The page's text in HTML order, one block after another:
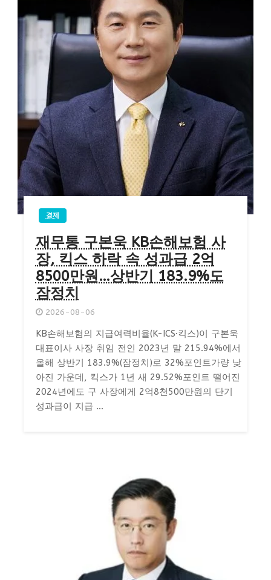
경제
재무통 구본욱 KB손해보험 사
장, 킥스 하락 속 성과급 2억
8500만원…상반기 183.9%도
잠정치
2026-08-06
KB손해보험의 지급여력비율(K-ICS·킥스)이 구본욱
대표이사 사장 취임 전인 2023년 말 215.94%에서
올해 상반기 183.9%(잠정치)로 32%포인트가량 낮
아진 가운데, 킥스가 1년 새 29.52%포인트 떨어진
2024년에도 구 사장에게 2억8천500만원의 단기
성과급이 지급 ...